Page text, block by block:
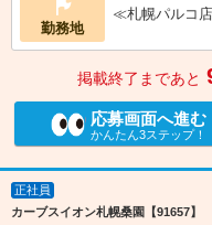
勤務地
≪札幌パルコ
掲載終了まであと
応募画面へ進む
かんたん3ステップ！
正社員
カーブスイオン札幌桑園【91657】